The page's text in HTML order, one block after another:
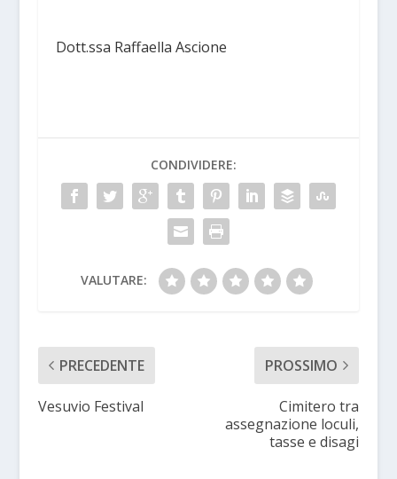
Dott.ssa Raffaella Ascione
CONDIVIDERE:
VALUTARE:
PRECEDENTE
Vesuvio Festival
PROSSIMO
Cimitero tra
assegnazione loculi,
tasse e disagi